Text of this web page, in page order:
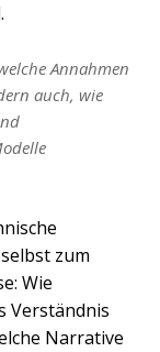
Annahmen
auch, wie
zum
Wie
Verständnis
Narrative